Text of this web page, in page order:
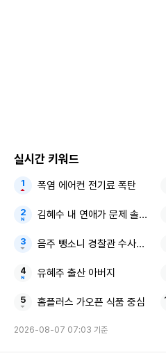
이날 경찰은 불에 그을린 성모상
말했다.
실시간 키워드
폭염 에어컨 전기료 폭탄
김혜수 내 연애가 문제 솔직 고
음주 뺑소니 경찰관 수사정보
유혜주 출산 아버지
홈플러스 가오픈 식품 중심
2026-08-07 07:03 기준